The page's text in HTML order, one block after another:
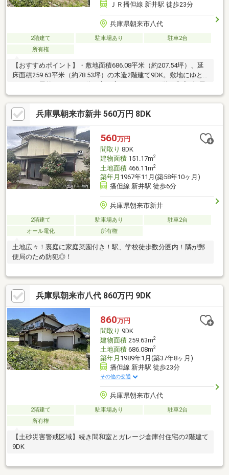
ＪＲ播但線 新井駅 徒歩23分
兵庫県朝来市八代
2階建て 駐車場あり
駐車2台
所有権
【おすすめポイント】・敷地面積686.08平米（約207.54坪）、延
床面積259.63平米（約78.53坪）の木造2階建て9DK。敷地にゆと
があり2部屋ずつ続き間として使い分けが可能、集まりや個室利用
など状況に応じて対応できます。・ダイニングキッチンがあり食
事の場を分けて使えます。納戸や仏間、広縁もあり生活に合わせ
た空間活用ができます。・1階にトイレが2つあり来客時や複数人
での利用も想定できる間取りです。・家から出入りできるガレー
ジ倉庫と勝手口があり、荷物の出し入れや日常の動線にも使えま
す。
兵庫県朝来市新井 560万円 8DK
560万円
間取り 8DK
建物面積151.17m2
土地面積466.11m2
築年月 1967年11月(築58年10ヶ月)
播但線 新井駅 徒歩6分
兵庫県朝来市新井
2階建て 駐車場あり
駐車2台
オール電化
所有権
土地広々！裏庭に家庭菜園付き！駅、学校徒歩数分圏内！隣が郵
便局のため防犯◎！
兵庫県朝来市八代 860万円 9DK
860万円
間取り 9DK
建物面積259.63m2
土地面積686.08m2
築年月 1989年1月(築37年8ヶ月)
播但線 新井駅 徒歩23分
その他の交通
兵庫県朝来市八代
2階建て 駐車場あり
駐車2台
所有権
【土砂災害警戒区域】続き間和室とガレージ倉庫付住宅の2階建て
9DK